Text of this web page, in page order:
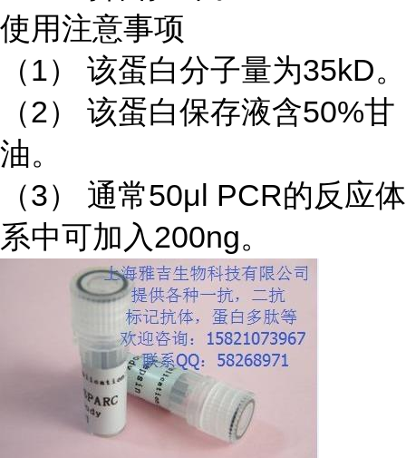
使用注意事项
（1） 该蛋白分子量为35kD。
（2） 该蛋白保存液含50%甘
油。
（3） 通常50μl PCR的反应体
系中可加入200ng。